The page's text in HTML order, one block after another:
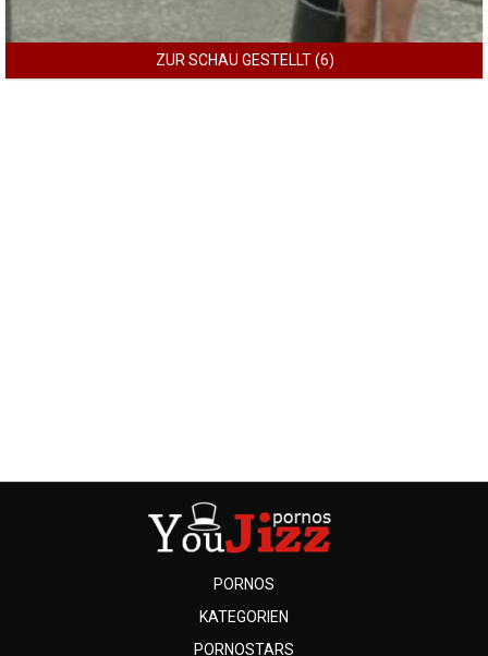
ZUR SCHAU GESTELLT (6)
PORNOS
KATEGORIEN
PORNOSTARS